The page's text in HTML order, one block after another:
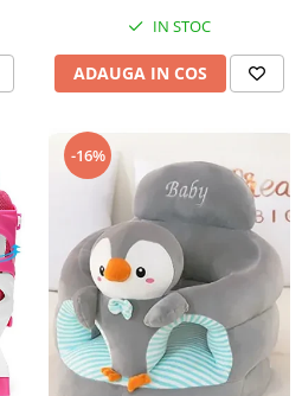
IN STOC
ADAUGA IN COS
-16%